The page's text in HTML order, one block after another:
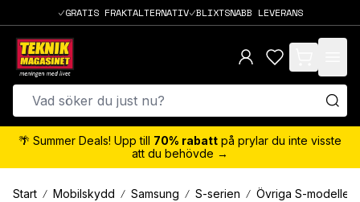
GRATIS FRAKTALTERNATIV BLIXTSNABB LEVERANS
items in cart,
🌴 Summer Deals! Upp till 70% rabatt på prylar du inte visste
att du behövde →
Start Mobilskydd Samsung S-serien Övriga S-modeller